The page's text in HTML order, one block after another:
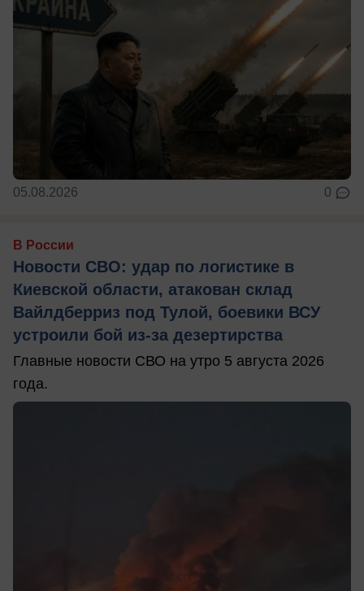
05.08.2026 0
В России
Новости СВО: удар по логистике в
Киевской области, атакован склад
Вайлдберриз под Тулой, боевики ВСУ
устроили бой из-за дезертирства
Главные новости СВО на утро 5 августа 2026
года.